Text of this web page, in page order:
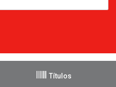
Títulos